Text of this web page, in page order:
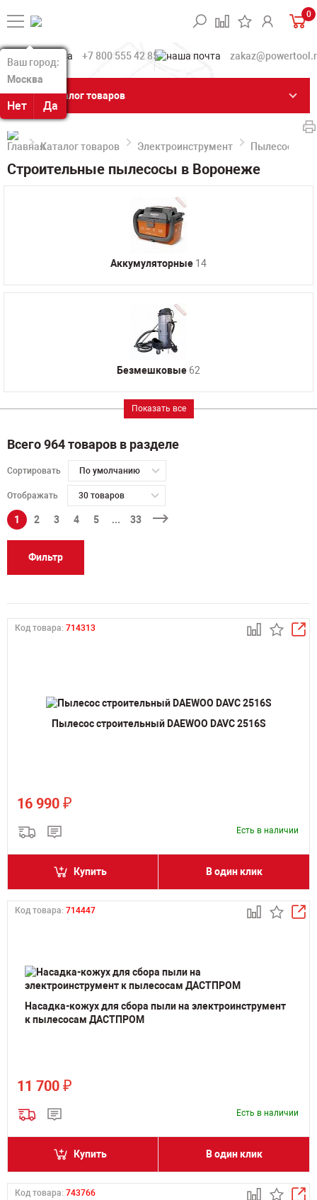
Ваш город:
Москва
Нет Да
Ваш город:
Москва
Нет Да
0
+7 800 555 42 85
Каталог товаров
Каталог товаров Электроинструмент Пылесосы
Строительные пылесосы в Воронеже
Аккумуляторные 14
Безмешковые 62
Показать все
Всего 964 товаров в разделе
Сортировать По умолчанию
Отображать 30 товаров
1 2 3 4 5 ... 33
Фильтр
Код товара: 714313
Пылесос строительный DAEWOO DAVC 2516S
16 990 ₽
Есть в наличии
Купить В один клик
Код товара: 714447
Насадка-кожух для сбора пыли на электроинструмент
к пылесосам ДАСТПРОМ
11 700 ₽
Есть в наличии
Купить В один клик
Код товара: 743766